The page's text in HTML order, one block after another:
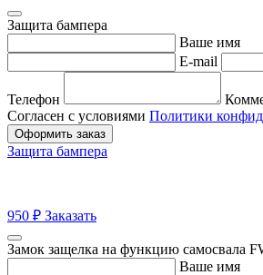
Защита бампера
Ваше имя
E-mail
Телефон
Согласен с условиями Политики
Оформить заказ
Защита бампера
950 ₽ Заказать
Замок защелка на функцию самосвала
Ваше имя